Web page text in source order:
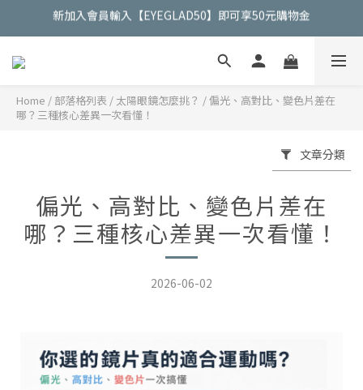
立即加入Line官方好友獲得50元折扣金
Home / 部落格列表 / 太陽眼鏡怎麼挑？ /偏光、高對比、變色片差在
哪？三種核心差異一次看懂！
文章分類
偏光、高對比、變色片差在
哪？三種核心差異一次看懂！
2026-06-02